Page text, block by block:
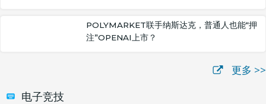
POLYMARKET联手纳斯达克，普通人也能“押
注”OPENAI上市？
更多 >>
电子竞技